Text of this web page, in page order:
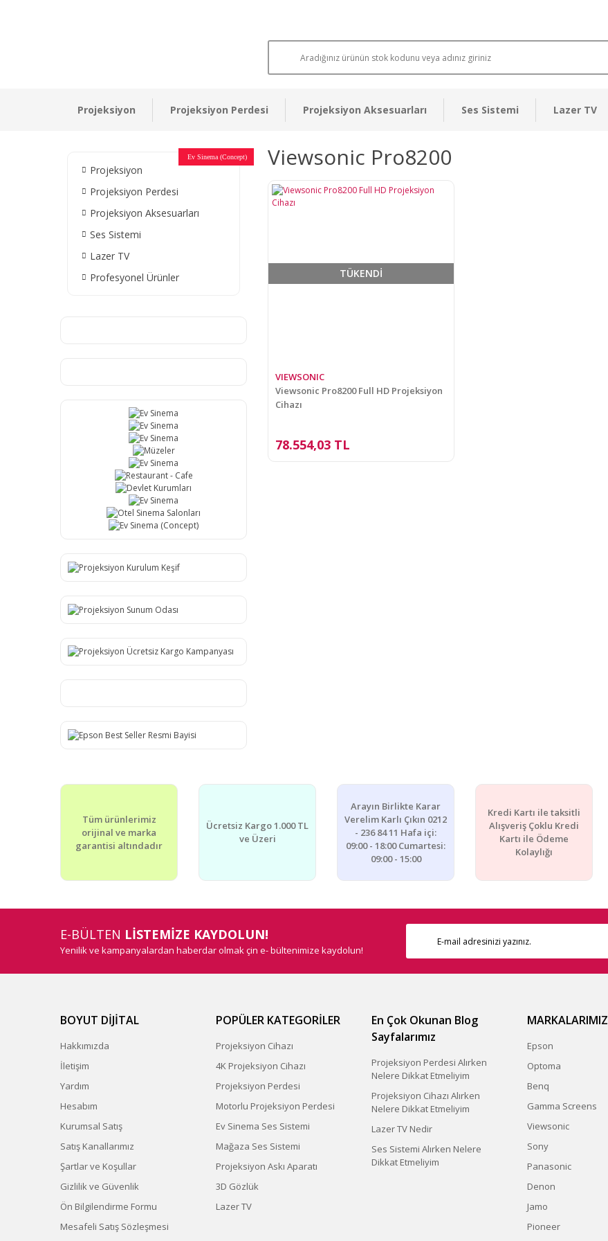
Projeksiyon Projeksiyon Perdesi Projeksiyon Aksesuarları Ses Sistemi Lazer TV
Projeksiyon
Projeksiyon Perdesi
Projeksiyon Aksesuarları
Ses Sistemi
Lazer TV
Profesyonel Ürünler
Ev Sinema
Ev Sinema
Ev Sinema
Müzeler
Ev Sinema
Restaurant - Cafe
Devlet Kurumları
Ev Sinema
Otel Sinema Salonları
Ev Sinema (Concept) Viewsonic Pro8200
TÜKENDİ
VIEWSONIC
Viewsonic Pro8200 Full HD Projeksiyon
Cihazı
78.554,03 TL
Tüm ürünlerimiz
orijinal ve marka
garantisi altındadır
Ücretsiz Kargo 1.000 TL
ve Üzeri
Arayın Birlikte Karar
Verelim Karlı Çıkın 0212
- 236 84 11 Hafa içi:
09:00 - 18:00 Cumartesi:
09:00 - 15:00
Kredi Kartı ile taksitli
Alışveriş Çoklu Kredi
Kartı ile Ödeme
Kolaylığı
E-BÜLTEN LİSTEMİZE KAYDOLUN!
Yenilik ve kampanyalardan haberdar olmak çin e- bültenimize kaydolun!
BOYUT DİJİTAL
Hakkımızda
İletişim
Yardım
Hesabım
Kurumsal Satış
Satış Kanallarımız
Şartlar ve Koşullar
Gizlilik ve Güvenlik
Ön Bilgilendirme Formu
Mesafeli Satış Sözleşmesi
POPÜLER KATEGORİLER
Projeksiyon Cihazı
4K Projeksiyon Cihazı
Projeksiyon Perdesi
Motorlu Projeksiyon Perdesi
Ev Sinema Ses Sistemi
Mağaza Ses Sistemi
Projeksiyon Askı Aparatı
3D Gözlük
Lazer TV
En Çok Okunan Blog
Sayfalarımız
Projeksiyon Perdesi Alırken
Nelere Dikkat Etmeliyim
Projeksiyon Cihazı Alırken
Nelere Dikkat Etmeliyim
Lazer TV Nedir
Ses Sistemi Alırken Nelere
Dikkat Etmeliyim
MARKALARIMIZ
Epson
Optoma
Benq
Gamma Screens
Viewsonic
Sony
Panasonic
Denon
Jamo
Pioneer